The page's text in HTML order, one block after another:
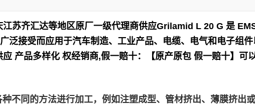
苏齐汇达等地区原厂一级代理商供应Grilamid L 20 G 是
广泛接受而应用于汽车制造、工业产品、电缆、电气和电子组件
产品多样化 权经销商,假一赔十：【原产原包 假一赔十】可
不同的方法进行加工，例如注塑成型、管材挤出、薄膜挤出或